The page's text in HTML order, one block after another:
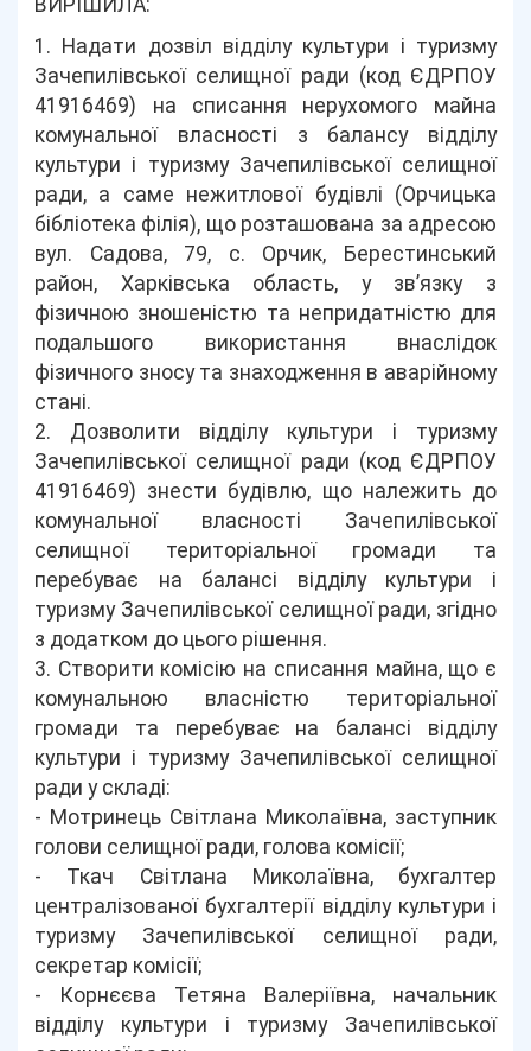
ВИРІШИЛА:
1. Надати дозвіл відділу культури і туризму
Зачепилівської селищної ради (код ЄДРПОУ
41916469) на списання нерухомого майна
комунальної власності з балансу відділу
культури і туризму Зачепилівської селищної
ради, а саме нежитлової будівлі (Орчицька
бібліотека філія), що розташована за адресою
вул. Садова, 79, с. Орчик, Берестинський
район, Харківська область, у зв’язку з
фізичною зношеністю та непридатністю для
подальшого використання внаслідок
фізичного зносу та знаходження в аварійному
стані.
2. Дозволити відділу культури і туризму
Зачепилівської селищної ради (код ЄДРПОУ
41916469) знести будівлю, що належить до
комунальної власності Зачепилівської
селищної територіальної громади та
перебуває на балансі відділу культури і
туризму Зачепилівської селищної ради, згідно
з додатком до цього рішення.
3. Створити комісію на списання майна, що є
комунальною власністю територіальної
громади та перебуває на балансі відділу
культури і туризму Зачепилівської селищної
ради у складі:
- Мотринець Світлана Миколаївна, заступник
голови селищної ради, голова комісії;
- Ткач Світлана Миколаївна, бухгалтер
централізованої бухгалтерії відділу культури і
туризму Зачепилівської селищної ради,
секретар комісії;
- Корнєєва Тетяна Валеріївна, начальник
відділу культури і туризму Зачепилівської